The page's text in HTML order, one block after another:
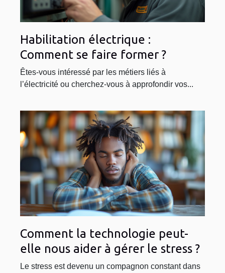
Habilitation électrique :
Comment se faire former ?
Êtes-vous intéressé par les métiers liés à
l’électricité ou cherchez-vous à approfondir vos...
Comment la technologie peut-
elle nous aider à gérer le stress ?
Le stress est devenu un compagnon constant dans